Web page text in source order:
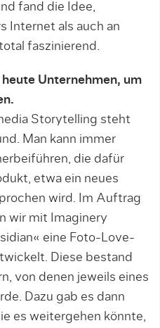
fand die Idee,
Internet als auch an
faszinierend.
Unternehmen, um
Storytelling steht
Man kann immer
die dafür
etwa ein neues
wird. Im Auftrag
wir mit Imaginery
eine Foto-Love-
Diese bestand
von denen jeweils eines
Dazu gab es dann
es weitergehen könnte,